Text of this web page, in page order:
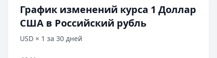
График изменений курса 1 Доллар
США в Российский рубль
USD × 1 за 30 дней